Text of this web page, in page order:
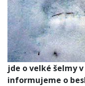
jde o velké šelmy
informujeme o